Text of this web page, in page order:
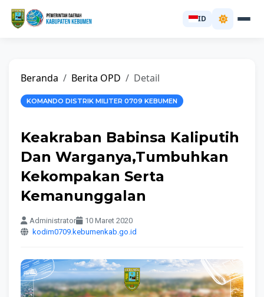
ID
Beranda Berita OPD Detail
KOMANDO DISTRIK MILITER 0709 KEBUMEN
Keakraban Babinsa Kaliputih
Dan Warganya,Tumbuhkan
Kekompakan Serta
Kemanunggalan
Administrator
10 Maret 2020
kodim0709.kebumenkab.go.id